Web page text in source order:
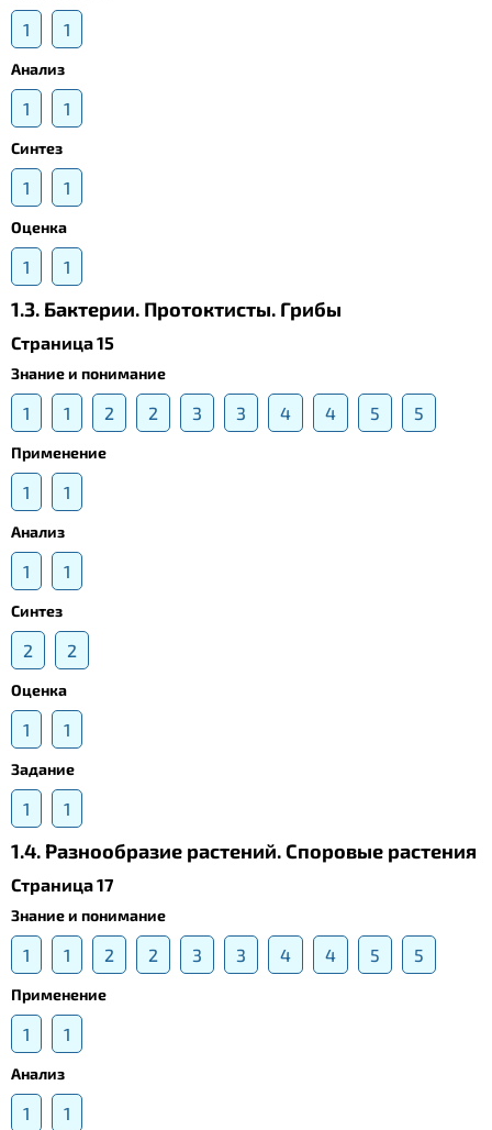
1 1
Анализ
1 1
Синтез
1 1
Оценка
1 1
1.3. Бактерии. Протоктисты. Грибы
Страница 15
Знание и понимание
1 1 2 2 3 3 4 4 5 5
Применение
1 1
Анализ
1 1
Синтез
2 2
Оценка
1 1
Задание
1 1
1.4. Разнообразие растений. Споровые растения
Страница 17
Знание и понимание
1 1 2 2 3 3 4 4 5 5
Применение
1 1
Анализ
1 1